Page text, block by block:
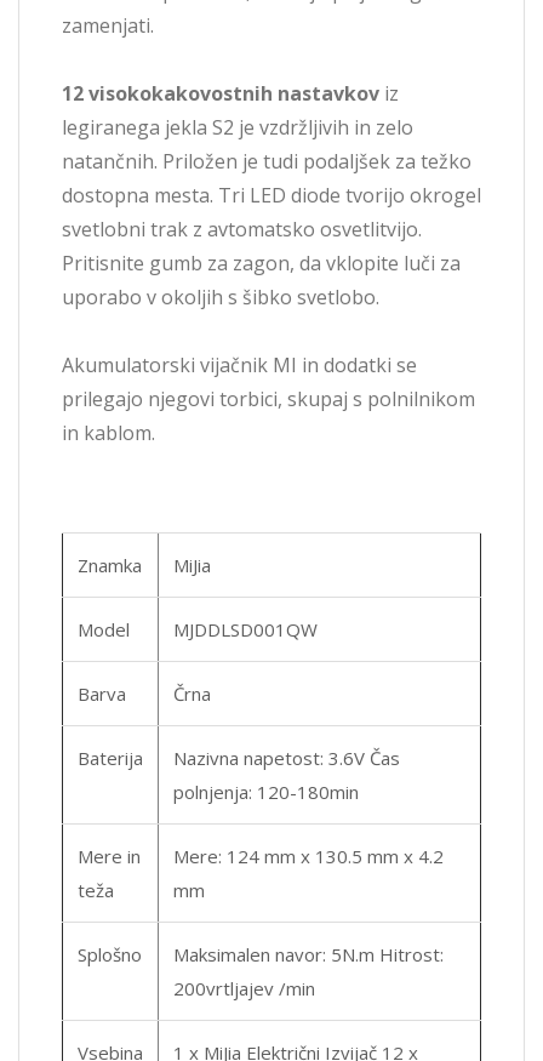
zamenjati.
12 visokokakovostnih nastavkov iz
legiranega jekla S2 je vzdržljivih in zelo
natančnih. Priložen je tudi podaljšek za težko
dostopna mesta. Tri LED diode tvorijo okrogel
svetlobni trak z avtomatsko osvetlitvijo.
Pritisnite gumb za zagon, da vklopite luči za
uporabo v okoljih s šibko svetlobo.
Akumulatorski vijačnik MI in dodatki se
prilegajo njegovi torbici, skupaj s polnilnikom
in kablom.
Znamka MiJia
Model MJDDLSD001QW
Barva Črna
Baterija
Nazivna napetost: 3.6V Čas
polnjenja: 120-180min
Mere in
teža
Mere: 124 mm x 130.5 mm x 4.2
mm
Splošno
Maksimalen navor: 5N.m Hitrost:
200vrtljajev /min
Vsebina 1 x MiJia Električni Izvijač 12 x